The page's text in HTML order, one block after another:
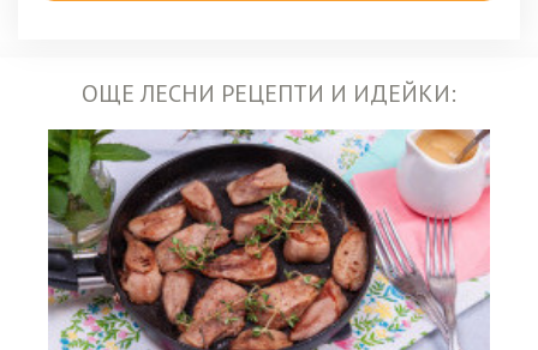
ОЩЕ ЛЕСНИ РЕЦЕПТИ И ИДЕЙКИ: